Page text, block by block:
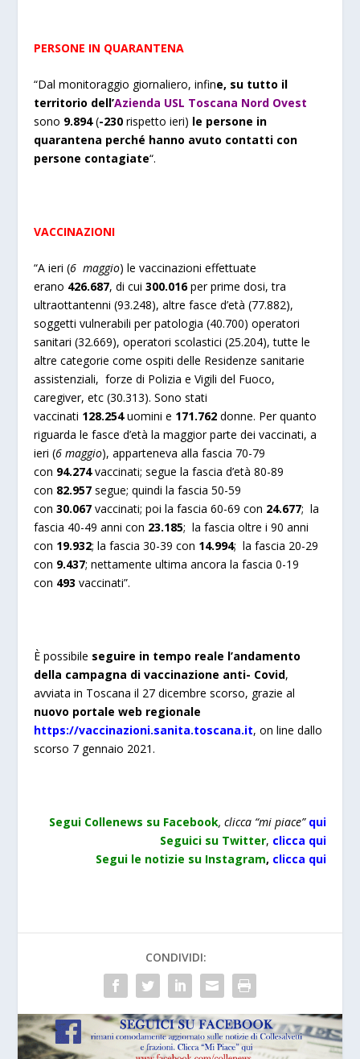
PERSONE IN QUARANTENA
“Dal monitoraggio giornaliero, infine, su tutto il
territorio dell’Azienda USL Toscana Nord Ovest
sono 9.894 (-230rispetto ieri) le persone in
quarantena perché hanno avuto contatti con
persone contagiate“.
VACCINAZIONI
“A ieri (6 maggio) le vaccinazioni effettuate
erano 426.687, di cui300.016per prime dosi, tra
ultraottantenni (93.248), altre fasce d’età (77.882),
soggetti vulnerabili per patologia (40.700) operatori
sanitari (32.669), operatori scolastici (25.204), tutte le
altre categorie come ospiti delle Residenze sanitarie
assistenziali, forze di Polizia e Vigili del Fuoco,
caregiver, etc (30.313). Sono stati
vaccinati 128.254uomini e 171.762donne. Per quanto
riguarda le fasce d’età la maggior parte dei vaccinati, a
ieri (6 maggio), apparteneva alla fascia 70-79
con 94.274vaccinati; segue la fascia d’età 80-89
con 82.957 segue; quindi la fascia 50-59
con30.067 vaccinati; poi la fascia 60-69 con 24.677; la
fascia 40-49 anni con 23.185; la fascia oltre i 90 anni
con 19.932; la fascia 30-39 con 14.994; la fascia 20-29
con 9.437; nettamente ultima ancora la fascia 0-19
con 493 vaccinati”.
È possibile seguire in tempo reale l’andamento
della campagna di vaccinazione anti- Covid,
avviata in Toscana il 27 dicembre scorso, grazie al
nuovo portale web regionale
https://vaccinazioni.sanita.toscana.it, on line dallo
scorso 7 gennaio 2021.
Segui Collenews su Facebook, clicca “mi piace” qui
Seguici su Twitter, clicca qui
Segui le notizie su Instagram, clicca qui
CONDIVIDI: